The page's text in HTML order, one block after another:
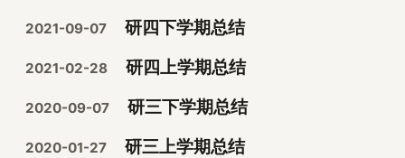
2021-09-07 研四下学期总结
2021-02-28 研四上学期总结
2020-09-07 研三下学期总结
2020-01-27 研三上学期总结